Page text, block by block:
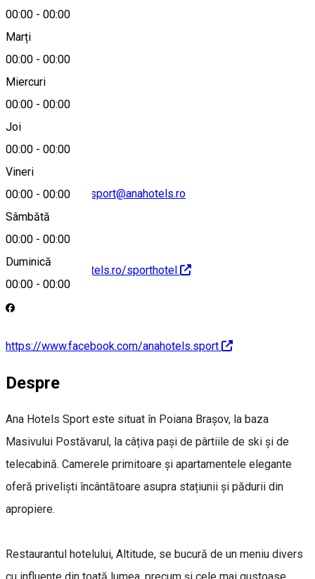
00:00 - 00:00
Marți
00:00 - 00:00
Miercuri
00:00 - 00:00
Joi
00:00 - 00:00
Vineri
00:00 - 00:00
Sâmbătă
00:00 - 00:00
Duminică
00:00 - 00:00
Hartă
reservation-hotelsport@anahotels.ro
http://www.anahotels.ro/sporthotel
https://www.facebook.com/anahotels.sport
Despre
Ana Hotels Sport este situat în Poiana Braşov, la baza
Masivului Postăvarul, la câțiva pași de pârtiile de ski și de
telecabină. Camerele primitoare și apartamentele elegante
oferă priveliști încântătoare asupra stațiunii și pădurii din
apropiere.
Restaurantul hotelului, Altitude, se bucură de un meniu divers